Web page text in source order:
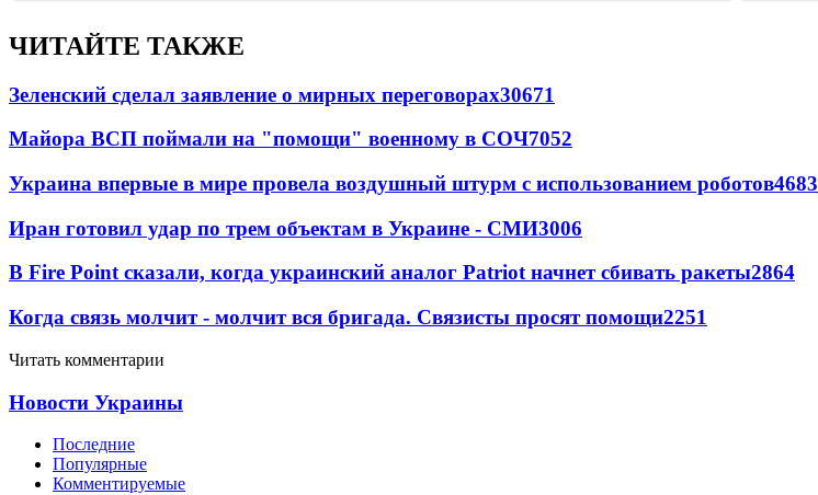
ЧИТАЙТЕ ТАКЖЕ
Зеленский сделал заявление о мирных переговорах30671
Майора ВСП поймали на "помощи" военному в СОЧ7052
Украина впервые в мире провела воздушный штурм с использованием роботов4683
Иран готовил удар по трем объектам в Украине - СМИ3006
В Fire Point сказали, когда украинский аналог Patriot начнет сбивать ракеты2864
Когда связь молчит - молчит вся бригада. Связисты просят помощи2251
Читать комментарии
Новости Украины
Последние
Популярные
Комментируемые